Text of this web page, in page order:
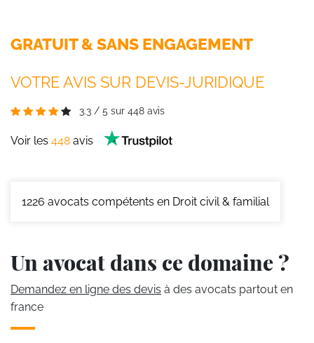
GRATUIT & SANS ENGAGEMENT
VOTRE AVIS SUR DEVIS-JURIDIQUE
3.3 / 5 sur 448 avis
Voir les 448 avis
1226 avocats compétents en Droit civil & familial
Un avocat dans ce domaine ?
Demandez en ligne des devis à des avocats partout en
france